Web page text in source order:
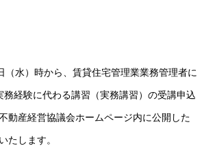
水）時から、賃貸住宅管理業業務管理者に
務経験に代わる講習（実務講習）の受講申込
動産経営協議会ホームページ内に公開した
たします。